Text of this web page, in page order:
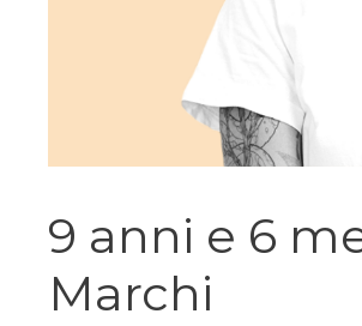
9 anni e 6
Marchi